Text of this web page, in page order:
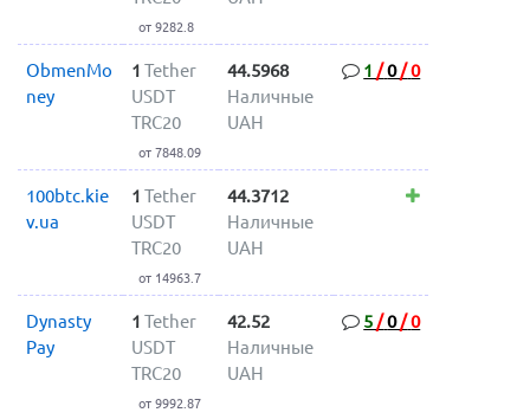
от 9282.8
ObmenMo
ney
1 Tether
USDT
TRC20
от 7848.09
44.5968
Наличные
UAH
1/0/0
100btc.kie
v.ua
1 Tether
USDT
TRC20
от 14963.7
44.3712
Наличные
UAH
Dynasty
Pay
1 Tether
USDT
TRC20
от 9992.87
42.52
Наличные
UAH
5/0/0